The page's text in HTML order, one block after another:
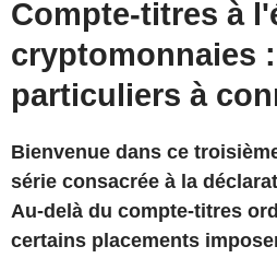
Compte-titres à
cryptomonnaies
particuliers à
Bienvenue dans ce
série consacrée à la
Au-delà du compte-titres
certains placements